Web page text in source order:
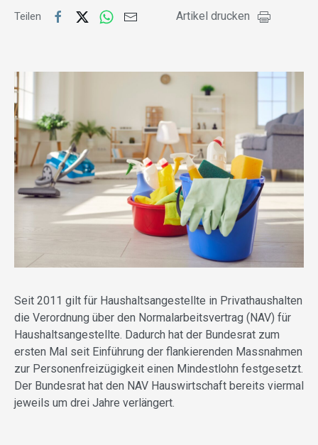
Teilen Artikel drucken
Seit 2011 gilt für Haushaltsangestellte in Privathaushalten
die Verordnung über den Normalarbeitsvertrag (NAV) für
Haushaltsangestellte. Dadurch hat der Bundesrat zum
ersten Mal seit Einführung der flankierenden Massnahmen
zur Personenfreizügigkeit einen Mindestlohn festgesetzt.
Der Bundesrat hat den NAV Hauswirtschaft bereits viermal
jeweils um drei Jahre verlängert.